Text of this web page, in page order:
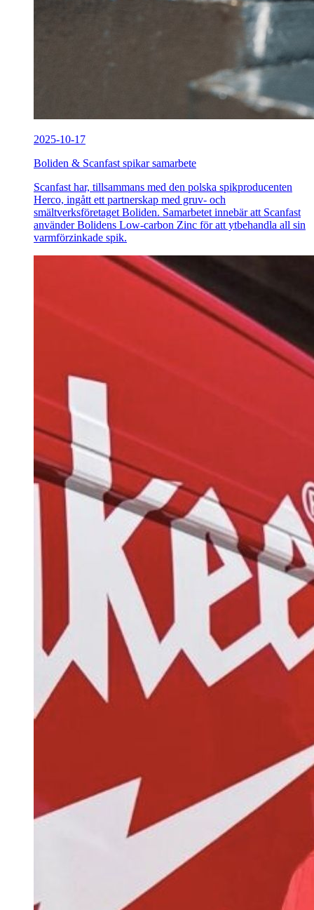
2025-10-17
Boliden & Scanfast spikar samarbete
Scanfast har, tillsammans med den polska spikproducenten
Herco, ingått ett partnerskap med gruv- och
smältverksföretaget Boliden. Samarbetet innebär att Scanfast
använder Bolidens Low-carbon Zinc för att ytbehandla all sin
varmförzinkade spik.